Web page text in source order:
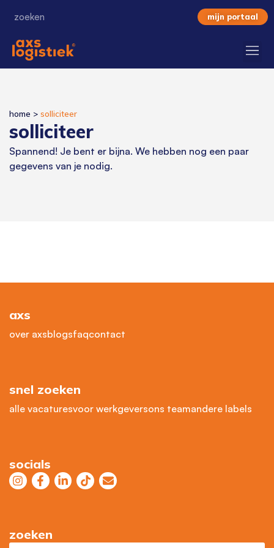
mijn portaal
home > solliciteer
solliciteer
Spannend! Je bent er bijna. We hebben nog een paar
gegevens van je nodig.
axs
over axsblogsfaqcontact
snel zoeken
alle vacaturesvoor werkgeversons teamandere labels
socials
zoeken